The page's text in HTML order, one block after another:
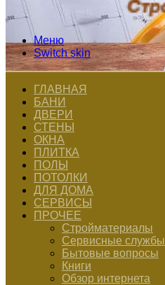
Меню
Switch skin
ГЛАВНАЯ
БАНИ
ДВЕРИ
СТЕНЫ
ОКНА
ПЛИТКА
ПОЛЫ
ПОТОЛКИ
ДЛЯ ДОМА
СЕРВИСЫ
ПРОЧЕЕ
Стройматериалы
Сервисные службы
Бытовые вопросы
Книги
Обзор интернета